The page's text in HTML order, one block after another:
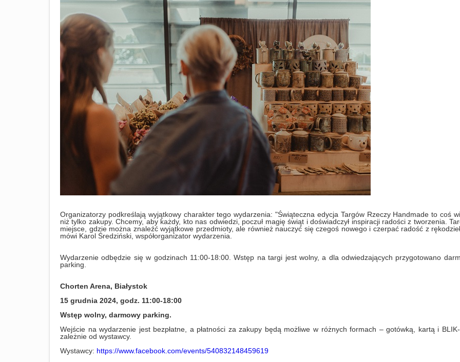
Organizatorzy podkreślają wyjątkowy charakter tego wydarzenia: "Świąteczna edycja Targów Rzeczy Handmade to coś
niż tylko zakupy. Chcemy, aby każdy, kto nas odwiedzi, poczuł magię świąt i doświadczył inspiracji radości z tworzenia.
miejsce, gdzie można znaleźć wyjątkowe przedmioty, ale również nauczyć się czegoś nowego i czerpać radość z
mówi Karol Średziński, współorganizator wydarzenia.
Wydarzenie odbędzie się w godzinach 11:00-18:00. Wstęp na targi jest wolny, a dla odwiedzających przygotowano
parking.
Chorten Arena, Białystok
15 grudnia 2024, godz. 11:00-18:00
Wstęp wolny, darmowy parking.
Wejście na wydarzenie jest bezpłatne, a płatności za zakupy będą możliwe w różnych formach – gotówką, kartą i
zależnie od wystawcy.
Wystawcy: https://www.facebook.com/events/540832148459619